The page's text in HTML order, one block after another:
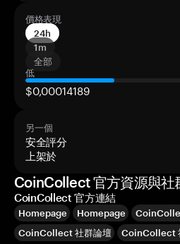
價格表現
24h
1m
全部
低
$0,00014189
另一個
安全評分
上架於
CoinCollect 官方資源與社
CoinCollect 官方連結
Homepage Homepage
CoinCollect 社群論壇
CoinCollect